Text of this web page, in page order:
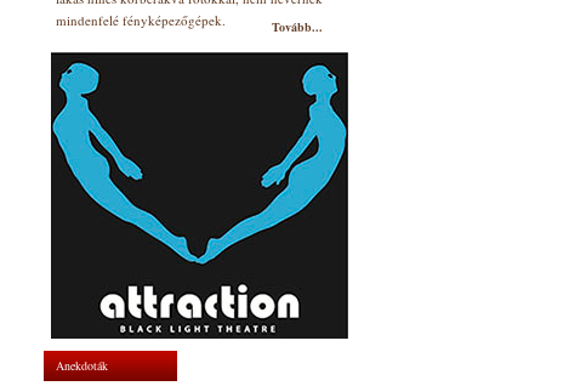
mindenfelé fényképezőgépek.
Tovább...
Anekdoták